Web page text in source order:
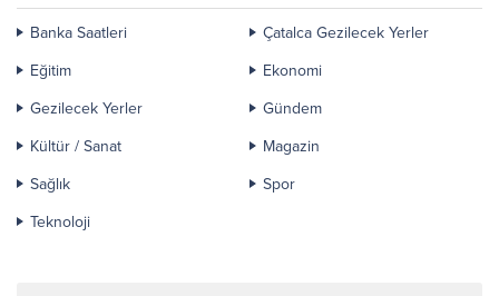
Banka Saatleri
Çatalca Gezilecek Yerler
Eğitim
Ekonomi
Gezilecek Yerler
Gündem
Kültür / Sanat
Magazin
Sağlık
Spor
Teknoloji